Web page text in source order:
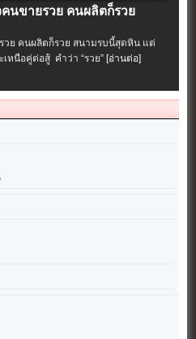
คนขายรวย คนผลิตก็รวย
วย คนผลิตก็รวย สนามรบนี้สุดหิน แต่
หนือคู่ต่อสู้ คำว่า “รวย” [อ่านต่อ]